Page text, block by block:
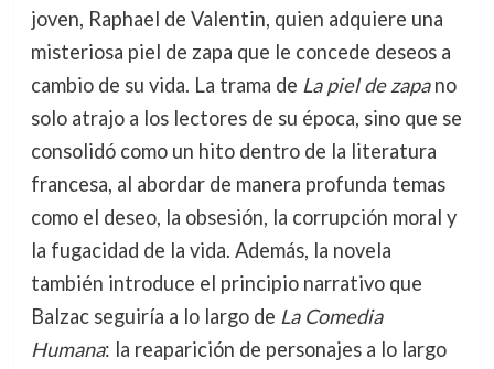
joven, Raphael de Valentin, quien adquiere una
misteriosa piel de zapa que le concede deseos a
cambio de su vida. La trama de La piel de zapano
solo atrajo a los lectores de su época, sino que se
consolidó como un hito dentro de la literatura
francesa, al abordar de manera profunda temas
como el deseo, la obsesión, la corrupción moral y
la fugacidad de la vida. Además, la novela
también introduce el principio narrativo que
Balzac seguiría a lo largo de La Comedia
Humana: la reaparición de personajes a lo largo